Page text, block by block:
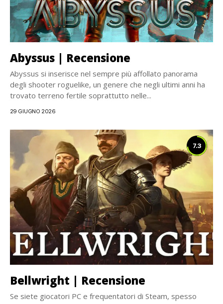
Abyssus | Recensione
Abyssus si inserisce nel sempre più affollato panorama
degli shooter roguelike, un genere che negli ultimi anni ha
trovato terreno fertile soprattutto nelle...
29 GIUGNO 2026
7.3
Bellwright | Recensione
Se siete giocatori PC e frequentatori di Steam, spesso